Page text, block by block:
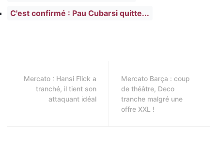
C'est confirmé : Pau Cubarsi quitte...
Mercato : Hansi Flick a
tranché, il tient son
attaquant idéal
Mercato Barça : coup
de théâtre, Deco
tranche malgré une
offre XXL !